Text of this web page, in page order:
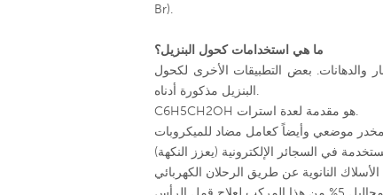
Br).
ما هي استخدامات كحول البنزيل؟
والدهانات. بعض التطبيقات الأخرى لكحول